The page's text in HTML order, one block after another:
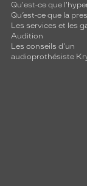
Qu'est-ce que
Qu’est-ce que la
Les services et les
Audition
Les conseils d'un
audioprothésiste